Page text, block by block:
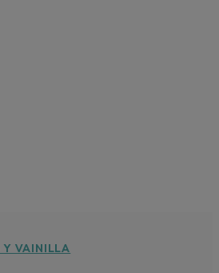
Y VAINILLA